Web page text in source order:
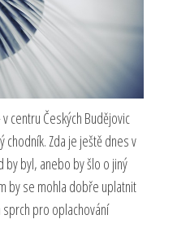
centru Českých Budějovic
chodník. Zda je ještě dnes v
byl, anebo by šlo o jiný
by se mohla dobře uplatnit
pro oplachování